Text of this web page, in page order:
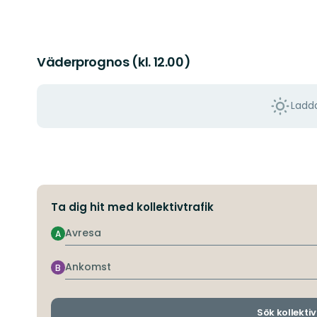
Väderprognos (kl. 12.00)
Ta dig hit med kollektivtrafik
Avresa
A
Ankomst
B
Sök